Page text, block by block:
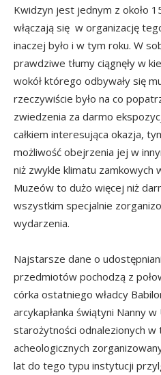
Kwidzyn jest jednym z około
włączają się w organizację
inaczej było i w tym roku. W
prawdziwe tłumy ciągnęły w
wokół którego odbywały się
rzeczywiście było na co
zwiedzenia za darmo
całkiem interesująca okazja,
możliwość obejrzenia jej w
niż zwykle klimatu zamkowych
Muzeów to dużo więcej niż
wszystkim specjalnie
wydarzenia.
Najstarsze dane o
przedmiotów pochodzą z
córka ostatniego władcy
arcykapłanka świątyni Nanny
starożytności odnalezionych w
acheologicznych
lat do tego typu instytucji